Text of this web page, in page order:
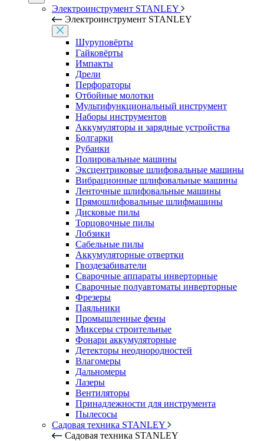
Электроинструмент STANLEY
Электроинструмент STANLEY
Шуруповёрты
Гайковёрты
Импакты
Дрели
Перфораторы
Отбойные молотки
Мультифункциональный инструмент
Наборы инструментов
Аккумуляторы и зарядные устройства
Болгарки
Рубанки
Полировальные машины
Эксцентриковые шлифовальные машины
Вибрационные шлифовальные машины
Ленточные шлифовальные машины
Прямошлифовальные шлифмашины
Дисковые пилы
Торцовочные пилы
Лобзики
Сабельные пилы
Аккумуляторные отвертки
Гвоздезабиватели
Сварочные аппараты инверторные
Сварочные полуавтоматы инверторные
Фрезеры
Паяльники
Промышленные фены
Миксеры строительные
Фонари аккумуляторные
Детекторы неоднородностей
Влагомеры
Дальномеры
Лазеры
Вентиляторы
Принадлежности для инструмента
Пылесосы
Садовая техника STANLEY
Садовая техника STANLEY